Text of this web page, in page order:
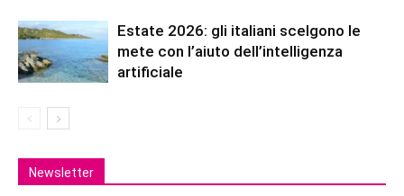
Estate 2026: gli italiani scelgono le
mete con l’aiuto dell’intelligenza
artificiale
Newsletter